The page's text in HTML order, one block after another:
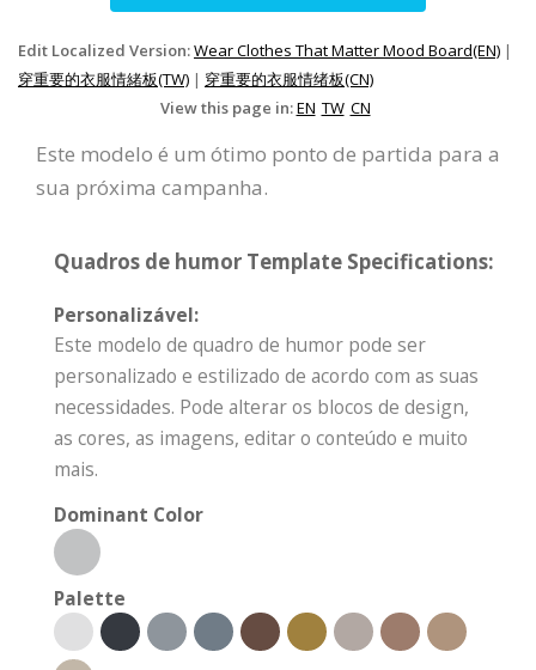
Edit Localized Version:Wear Clothes That Matter Mood Board(EN) |
穿重要的衣服情緒板(TW) | 穿重要的衣服情绪板(CN)
View this page in:EN TW CN
Este modelo é um ótimo ponto de partida para a
sua próxima campanha.
Quadros de humor Template Specifications:
Personalizável:
Este modelo de quadro de humor pode ser
personalizado e estilizado de acordo com as suas
necessidades. Pode alterar os blocos de design,
as cores, as imagens, editar o conteúdo e muito
mais.
Dominant Color
Palette